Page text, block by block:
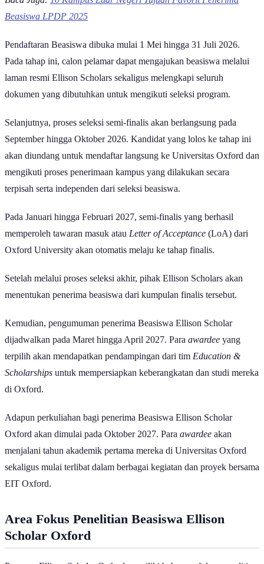
Beasiswa LPDP 2025
Pendaftaran Beasiswa dibuka mulai 1 Mei hingga 31 Juli 2026.
Pada tahap ini, calon pelamar dapat mengajukan beasiswa melalui
laman resmi Ellison Scholars sekaligus melengkapi seluruh
dokumen yang dibutuhkan untuk mengikuti seleksi program.
Selanjutnya, proses seleksi semi-finalis akan berlangsung pada
September hingga Oktober 2026. Kandidat yang lolos ke tahap ini
akan diundang untuk mendaftar langsung ke Universitas Oxford dan
mengikuti proses penerimaan kampus yang dilakukan secara
terpisah serta independen dari seleksi beasiswa.
Pada Januari hingga Februari 2027, semi-finalis yang berhasil
memperoleh tawaran masuk atau Letter of Acceptance (LoA) dari
Oxford University akan otomatis melaju ke tahap finalis.
Setelah melalui proses seleksi akhir, pihak Ellison Scholars akan
menentukan penerima beasiswa dari kumpulan finalis tersebut.
Kemudian, pengumuman penerima Beasiswa Ellison Scholar
dijadwalkan pada Maret hingga April 2027. Para awardee yang
terpilih akan mendapatkan pendampingan dari tim Education &
Scholarships untuk mempersiapkan keberangkatan dan studi mereka
di Oxford.
Adapun perkuliahan bagi penerima Beasiswa Ellison Scholar
Oxford akan dimulai pada Oktober 2027. Para awardee akan
menjalani tahun akademik pertama mereka di Universitas Oxford
sekaligus mulai terlibat dalam berbagai kegiatan dan proyek bersama
EIT Oxford.
Area Fokus Penelitian Beasiswa Ellison
Scholar Oxford